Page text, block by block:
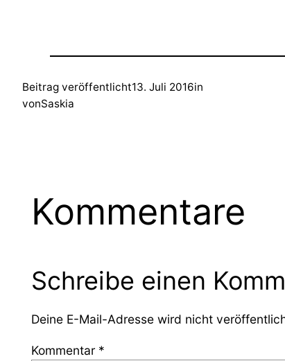
Beitrag veröffentlicht13. Juli 2016in
vonSaskia
Kommentare
Schreibe einen
Deine E-Mail-Adresse wird nicht
Kommentar *